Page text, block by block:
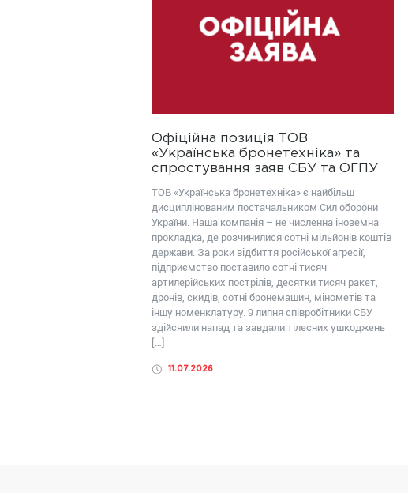
Офіційна позиція ТОВ
«Українська бронетехніка» та
спростування заяв СБУ та ОГПУ
ТОВ «Українська бронетехніка» є найбільш
дисциплінованим постачальником Сил оборони
України. Наша компанія – не численна іноземна
прокладка, де розчинилися сотні мільйонів коштів
держави. За роки відбиття російської агресії,
підприємство поставило сотні тисяч
артилерійських пострілів, десятки тисяч ракет,
дронів, скидів, сотні бронемашин, мінометів та
іншу номенклатуру. 9 липня співробітники СБУ
здійснили напад та завдали тілесних ушкоджень
[…]
11.07.2026